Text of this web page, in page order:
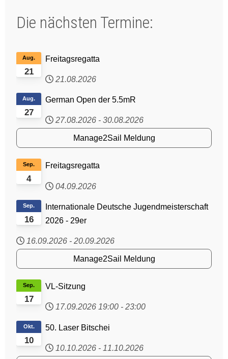
Die nächsten Termine:
21
Aug. Freitagsregatta
21.08.2026
27
Aug. German Open der 5.5mR
27.08.2026 - 30.08.2026
Manage2Sail Meldung
4
Sep. Freitagsregatta
04.09.2026
16
Sep.
Internationale Deutsche Jugendmeisterschaft
2026 - 29er
16.09.2026 - 20.09.2026
Manage2Sail Meldung
17
Sep. VL-Sitzung
17.09.2026 19:00 - 23:00
10
Okt. 50. Laser Bitschei
10.10.2026 - 11.10.2026